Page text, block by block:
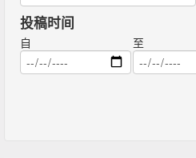
投稿时间
自 至